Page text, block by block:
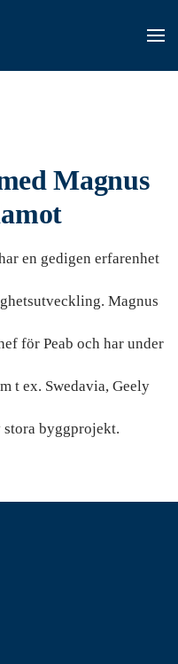
Magnus
en gedigen erfarenhet
Magnus
för Peab och har under
t ex. Swedavia, Geely
stora byggprojekt.